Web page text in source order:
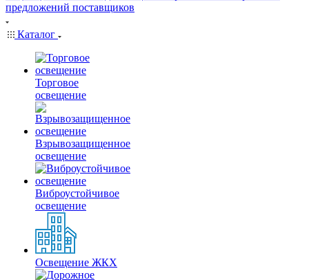
предложений поставщиков
Каталог
Торговое
освещение
Взрывозащищенное
освещение
Виброустойчивое
освещение
Освещение ЖКХ